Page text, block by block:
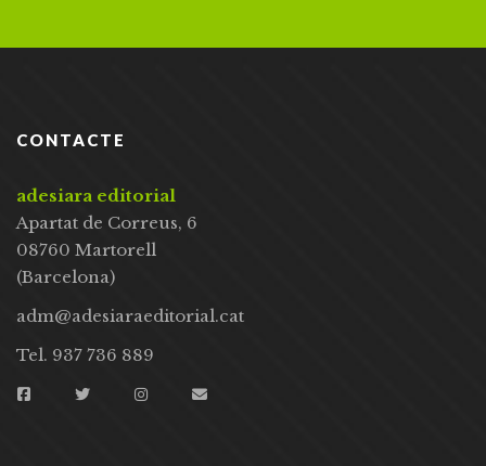
CONTACTE
adesiara editorial
Apartat de Correus, 6
08760 Martorell
(Barcelona)
adm@adesiaraeditorial.cat
Tel. 937 736 889